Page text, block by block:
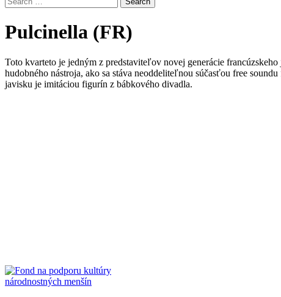
Pulcinella (FR)
Toto kvarteto je jedným z predstaviteľov novej generácie
hudobného nástroja, ako sa stáva neoddeliteľnou súčasťou free
javisku je imitáciou figurín z bábkového divadla.